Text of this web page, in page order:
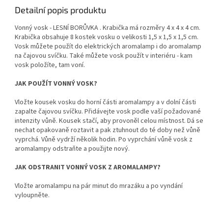
Detailní popis produktu
Vonný vosk - LESNÍ BORŮVKA . Krabička má rozměry 4 x 4 x 4 cm.
Krabička obsahuje 8 kostek vosku o velikosti 1,5 x 1,5 x 1,5 cm.
Vosk můžete použít do elektrických aromalamp i do aromalamp
na čajovou svíčku. Také můžete vosk použít v interiéru - kam
vosk položíte, tam voní.
JAK POUŽÍT VONNÝ VOSK?
Vložte kousek vosku do horní části aromalampy a v dolní části
zapalte čajovou svíčku. Přidávejte vosk podle vaší požadované
intenzity vůně. Kousek stačí, aby provoněl celou místnost. Dá se
nechat opakovaně roztavit a pak ztuhnout do té dobynež vůně
vyprchá. Vůně vydrží několik hodin. Po vyprchání vůně vosk z
aromalampy odstraňte a použijte nový.
JAK ODSTRANIT VONNÝ VOSK Z AROMALAMPY?
Vložte aromalampu na pár minut do mrazáku a po vyndání
vyloupněte.